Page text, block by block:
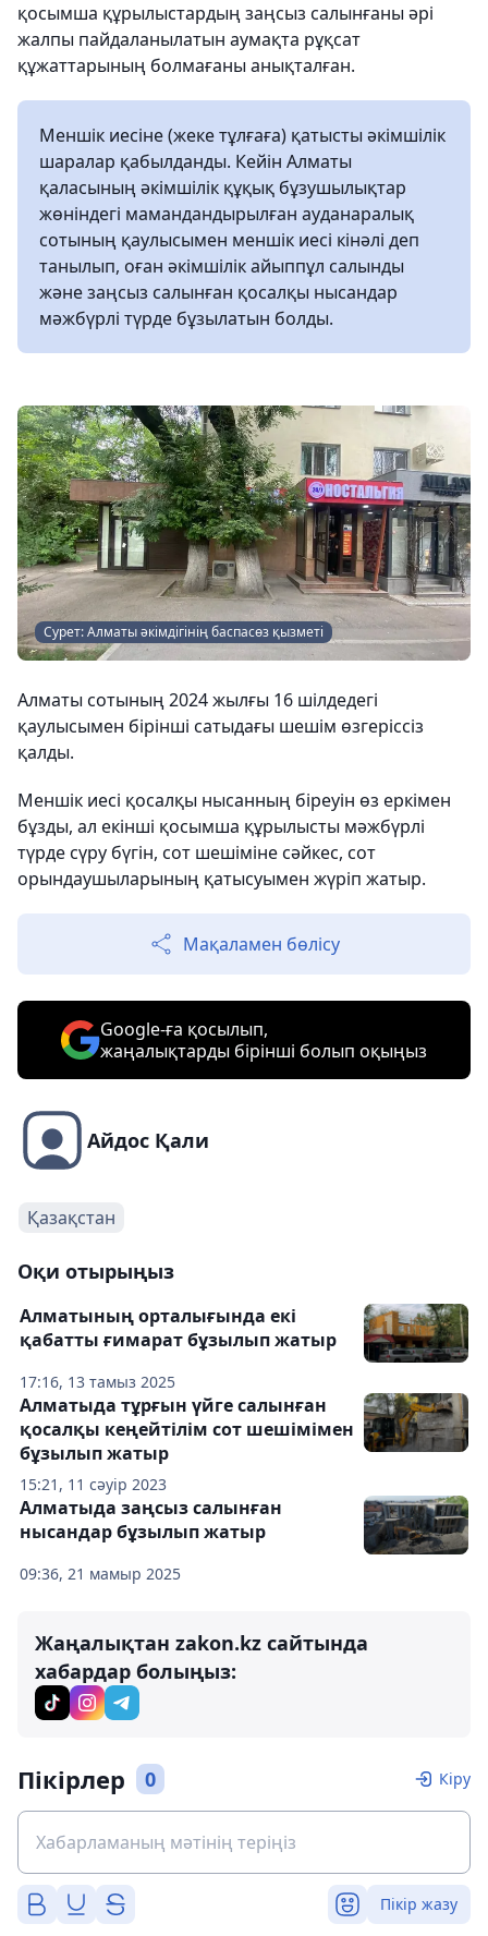
қосымша құрылыстардың заңсыз салынғаны әрі
жалпы пайдаланылатын аумақта рұқсат
құжаттарының болмағаны анықталған.
Меншік иесіне (жеке тұлғаға) қатысты әкімшілік
шаралар қабылданды. Кейін Алматы
қаласының әкімшілік құқық бұзушылықтар
жөніндегі мамандандырылған ауданаралық
сотының қаулысымен меншік иесі кінәлі деп
танылып, оған әкімшілік айыппұл салынды
және заңсыз салынған қосалқы нысандар
мәжбүрлі түрде бұзылатын болды.
Сурет: Алматы әкімдігінің баспасөз қызметі
Алматы сотының 2024 жылғы 16 шілдедегі
қаулысымен бірінші сатыдағы шешім өзгеріссіз
қалды.
Меншік иесі қосалқы нысанның біреуін өз еркімен
бұзды, ал екінші қосымша құрылысты мәжбүрлі
түрде сүру бүгін, сот шешіміне сәйкес, сот
орындаушыларының қатысуымен жүріп жатыр.
Мақаламен бөлісу
Google-ға қосылып,
жаңалықтарды бірінші болып оқыңыз
Айдос Қали
Қазақстан
Оқи отырыңыз
17:16, 13 тамыз 2025
Алматының орталығында екі
қабатты ғимарат бұзылып жатыр
15:21, 11 сәуір 2023
Алматыда тұрғын үйге салынған
қосалқы кеңейтілім сот шешімімен
бұзылып жатыр
09:36, 21 мамыр 2025
Алматыда заңсыз салынған
нысандар бұзылып жатыр
Жаңалықтан zakon.kz сайтында
хабардар болыңыз:
Пікірлер 0 Кіру
Пікір жазу